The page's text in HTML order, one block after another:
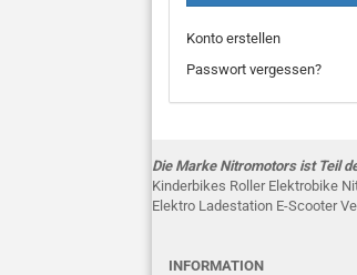
Konto erstellen
Passwort vergessen?
Die Marke Nitromotors ist Teil
Kinderbikes Roller Elektrobike
Elektro Ladestation E-Scooter
INFORMATION